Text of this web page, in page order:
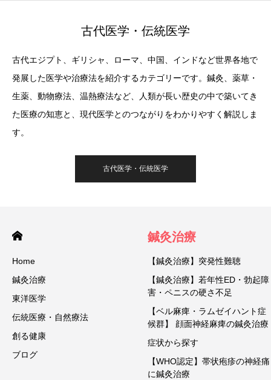
古代医学・伝統医学
古代エジプト、ギリシャ、ローマ、中国、インドなど世界各地で
発展した医学や治療法を紹介するカテゴリーです。鍼灸、薬草・
生薬、動物療法、温熱療法など、人類が長い歴史の中で築いてき
た医療の知恵と、現代医学とのつながりをわかりやすく解説しま
す。
古代医学・伝統医学
Home
鍼灸治療
東洋医学
伝統医療・自然療法
創る健康
ブログ
鍼灸治療
【鍼灸治療】突発性難聴
【鍼灸治療】若年性ED・勃起障
害・ペニスの硬さ不足
【ベル麻痺・ラムゼイハント症
候群】 顔面神経麻痺の鍼灸治療
症状から探す
【WHO認定】帯状疱疹の神経痛
に鍼灸治療